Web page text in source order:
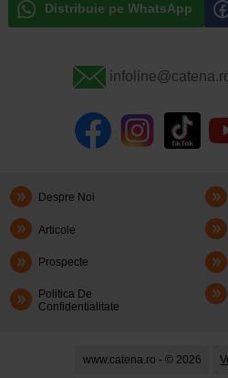
Distribuie pe WhatsApp
Despre Noi
Articole
Prospecte
Politica De
Confidentialitate
www.catena.ro - © 2026